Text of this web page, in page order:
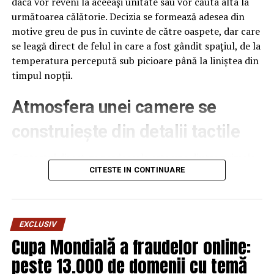
la pensie în aceleaşi condiţii, aspect ce nu a fost
transpus şi în PLX 244/2023, mai dezvaluie Marius
Andrei de la sindicatul Diamantul. (Cerasela N.).
ARTICOLE PE ACEIASI TEMA: PRIMA
Vrei să îți faci un piercing in nas? Top 3 lucruri pe care
să le știi înainte!
următoarea călătorie. Decizia se formează adesea din
motive greu de pus în cuvinte de către oaspete, dar care
se leagă direct de felul în care a fost gândit spațiul, de la
temperatura percepută sub picioare până la liniștea din
timpul nopții.
Atmosfera unei camere se
construiește din detalii tactile
Contactul direct cu pardoseala este una dintre primele
senzații fizice pe care le are un oaspete atunci când
pe drum, seara târziu. Textura și moliciunea potrivite,
oferite democheta hotel
care este percepută o cameră, chiar dacă restul
mobilierului rămâne identic de la o unitate la alta din
același lanț hotelier internațional.
CITESTE IN CONTINUARE
EXCLUSIV
Cupa Mondială a fraudelor online:
peste 13.000 de domenii cu temă